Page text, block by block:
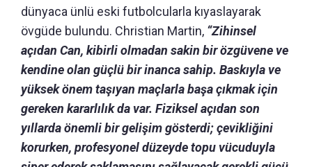
dünyaca ünlü eski futbolcularla kıyaslayarak
övgüde bulundu. Christian Martin, “Zihinsel
açıdan Can, kibirli olmadan sakin bir özgüvene ve
kendine olan güçlü bir inanca sahip. Baskıyla ve
yüksek önem taşıyan maçlarla başa çıkmak için
gereken kararlılık da var. Fiziksel açıdan son
yıllarda önemli bir gelişim gösterdi; çevikliğini
korurken, profesyonel düzeyde topu vücuduyla